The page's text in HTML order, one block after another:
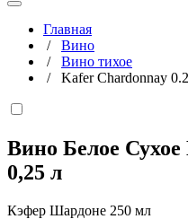
Главная
/ Вино
/ Вино тихое
/ Kafer Chardonnay
Вино Белое
0,25 л
Кэфер Шардоне 250 мл